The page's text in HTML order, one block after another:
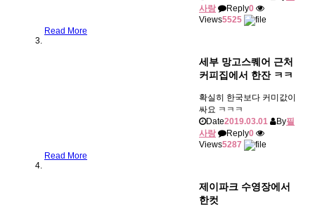
사랑
Reply0
Views5525
Read More
세부 망고스퀘어 근처
커피집에서 한잔 ㅋㅋ
확실히 한국보다 커미값이
싸요 ㅋㅋㅋ
Date2019.03.01 By필
사랑
Reply0
Views5287
Read More
제이파크 수영장에서
한컷